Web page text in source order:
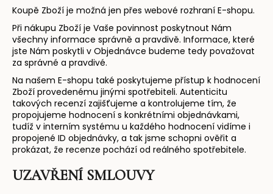
Koupě Zboží je možná jen přes webové rozhraní E-shopu.
Při nákupu Zboží je Vaše povinnost poskytnout Nám
všechny informace správně a pravdivě. Informace, které
jste Nám poskytli v Objednávce budeme tedy považovat
za správné a pravdivé.
Na našem E-shopu také poskytujeme přístup k hodnocení
Zboží provedenému jinými spotřebiteli. Autenticitu
takových recenzí zajišťujeme a kontrolujeme tím, že
propojujeme hodnocení s konkrétními objednávkami,
tudíž v interním systému u každého hodnocení vidíme i
propojené ID objednávky, a tak jsme schopni ověřit a
prokázat, že recenze pochází od reálného spotřebitele.
UZAVŘENÍ SMLOUVY